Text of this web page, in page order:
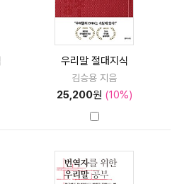
우리말 절대지식
김승용 지음
25,200원 (10%)